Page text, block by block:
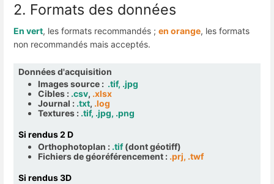
2. Formats des données
En vert, les formats recommandés ; en orange, les formats
non recommandés mais acceptés.
Données d'acquisition
Images source : .tif, .jpg
Cibles : .csv, .xlsx
Journal : .txt, .log
Textures : .tif, .jpg, .png
Si rendus 2 D
Orthophotoplan : .tif(dont géotiff)
Fichiers de géoréférencement : .prj, .twf
Si rendus 3D